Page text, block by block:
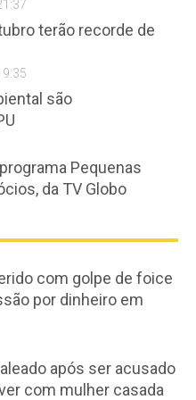
terão recorde de
são
Pequenas
da TV Globo
com golpe de foice
por dinheiro em
após ser acusado
com mulher casada